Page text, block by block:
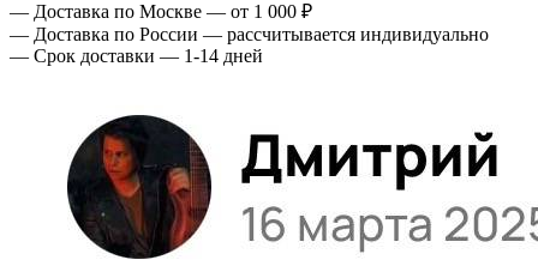
— Доставка по Москве — от 1 000 ₽
— Доставка по России — рассчитывается индивидуально
— Срок доставки — 1-14 дней